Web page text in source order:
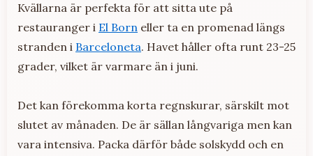
Kvällarna är perfekta för att sitta ute på
restauranger i El Born eller ta en promenad längs
stranden i Barceloneta. Havet håller ofta runt 23-25
grader, vilket är varmare än i juni.
Det kan förekomma korta regnskurar, särskilt mot
slutet av månaden. De är sällan långvariga men kan
vara intensiva. Packa därför både solskydd och en